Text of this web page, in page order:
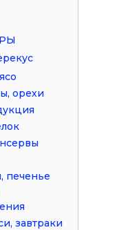
орехи
печенье
завтраки